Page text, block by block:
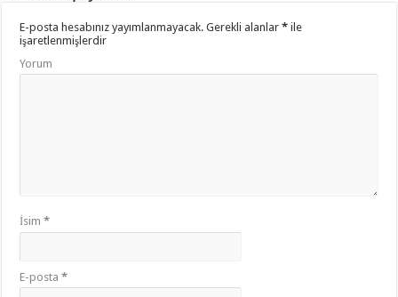
k
E-posta hesabınız yayımlanmayacak. Gerekli alanlar* ile
işaretlenmişlerdir
Yorum
İsim*
E-posta*